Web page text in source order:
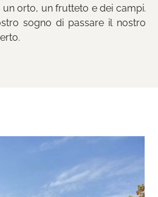
un orto, un frutteto e dei campi.
sogno di passare il nostro